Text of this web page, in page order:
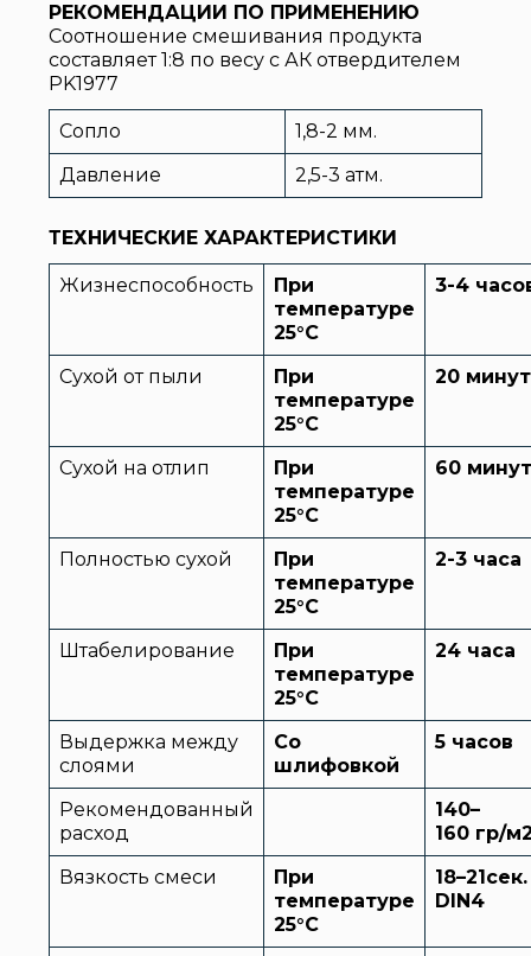
РЕКОМЕНДАЦИИ ПО ПРИМЕНЕНИЮ
Соотношение смешивания продукта
составляет 1:8 по весу с АК отвердителем
PK1977
Сопло
1,8-2 мм.
Давление
2,5-3 атм.
ТЕХНИЧЕСКИЕ ХАРАКТЕРИСТИКИ
Жизнеспособность
При
температуре
25°C
3-4
Сухой от пыли
При
температуре
25°C
20
Сухой на отлип
При
температуре
25°C
60
Полностью сухой
При
температуре
25°C
2-3 часа
Штабелирование
При
температуре
25°C
24 часа
Выдержка между
слоями
Со
шлифовкой
5 часов
Рекомендованный
расход
140–
160 гр/
Вязкость смеси
При
температуре
25°C
18–21 сек.
DIN4